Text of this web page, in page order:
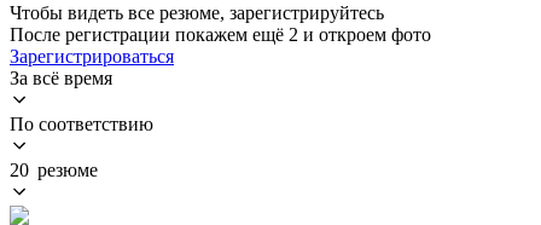
Чтобы видеть все резюме, зарегистрируйтесь
После регистрации покажем ещё 2 и откроем фото
Зарегистрироваться
За всё время
По соответствию
20 резюме